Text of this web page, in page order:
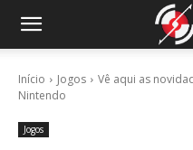
Início Jogos
Vê aqui as
Nintendo
Jogos